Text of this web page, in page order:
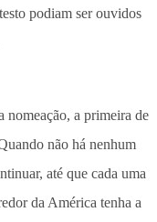
podiam ser ouvidos
nomeação, a primeira de
não há nenhum
até que cada uma
da América tenha a